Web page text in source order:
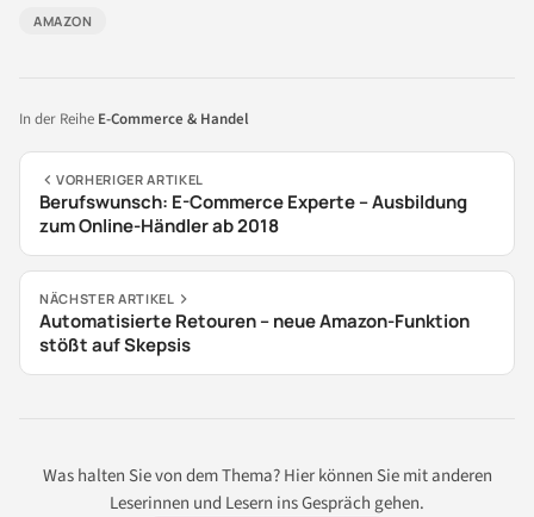
AMAZON
In der Reihe E-Commerce & Handel
VORHERIGER ARTIKEL
Berufswunsch: E-Commerce Experte – Ausbildung
zum Online-Händler ab 2018
NÄCHSTER ARTIKEL
Automatisierte Retouren – neue Amazon-Funktion
stößt auf Skepsis
Was halten Sie von dem Thema? Hier können Sie mit anderen
Leserinnen und Lesern ins Gespräch gehen.